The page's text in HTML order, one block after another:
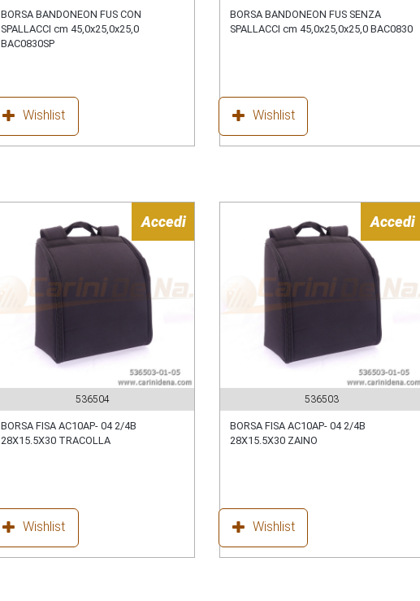
BORSA BANDONEON FUS CON
SPALLACCI cm 45,0x25,0x25,0
BAC0830SP
Wishlist
BORSA BANDONEON FUS SENZA
SPALLACCI cm 45,0x25,0x25,0 BAC0830
Wishlist
Accedi
536504
BORSA FISA AC10AP- 04 2/4B
28X15.5X30 TRACOLLA
Wishlist
Accedi
536503
BORSA FISA AC10AP- 04 2/4B
28X15.5X30 ZAINO
Wishlist